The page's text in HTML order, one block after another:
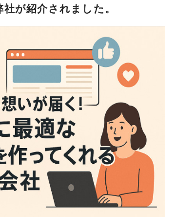
が紹介されました。